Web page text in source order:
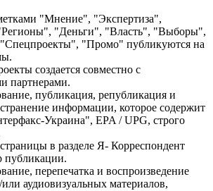
"Мнение", "Экспертиза",
"Деньги", "Власть", "Выборы",
"Промо" публикуются на
создается совместно с
партнерами.
публикация, републикация и
информации, которое содержит
Украина", EPA / UPG, строго
в разделе Я- Корреспондент
публикации.
перепечатка и воспроизведение
аудиовизуальных материалов,